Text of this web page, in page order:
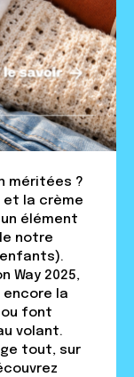
méritées ?
et la crème
élément
notre
Way 2025,
encore la
font
volant.
tout, sur